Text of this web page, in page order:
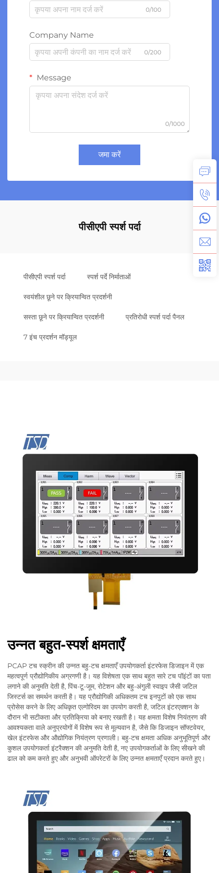
0/100
Company Name
0/200
Message
0/1000
जमा करें
पीसीएपी स्पर्श पर्दा
पीसीएपी स्पर्श पर्दा स्पर्श पर्दे निर्माताओं
स्वयंशील छूने पर क्रियान्वित प्रदर्शनी
सस्ता छूने पर क्रियान्वित प्रदर्शनी प्रतिरोधी स्पर्श पर्दा पैनल
7 इंच प्रदर्शन मॉड्यूल
उन्नत बहुत-स्पर्श क्षमताएँ
PCAP टच स्क्रीन की उन्नत बहु-टच क्षमताएँ उपयोगकर्ता इंटरफेस डिजाइन में एक
महत्वपूर्ण प्रौद्योगिकीय अग्रगणी है। यह विशेषता एक साथ बहुत सारे टच पॉइंटों का पता
लगाने की अनुमति देती है, पिंच-टू-जूम, रोटेशन और बहु-अंगुली स्वाइप जैसी जटिल
जिस्टर्स का समर्थन करती है। यह प्रौद्योगिकी अधिकतम टच इनपुटों को एक साथ
प्रोसेस करने के लिए अधिकृत एल्गोरिदम का उपयोग करती है, जटिल इंटरएक्शन के
दौरान भी सटीकता और प्रतिक्रिया को बनाए रखती है। यह क्षमता विशेष नियंत्रण की
आवश्यकता वाले अनुप्रयोगों में विशेष रूप से मूल्यवान है, जैसे कि डिजाइन सॉफ्टवेयर,
खेल इंटरफेस और औद्योगिक नियंत्रण प्रणाली। बहु-टच क्षमता अधिक अनुभूतिपूर्ण और
कुशल उपयोगकर्ता इंटरैक्शन की अनुमति देती है, नए उपयोगकर्ताओं के लिए सीखने की
ढाल को कम करते हुए और अनुभवी ऑपरेटरों के लिए उन्नत क्षमताएँ प्रदान करते हुए।